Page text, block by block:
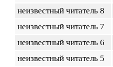
неизвестный читатель 8
неизвестный читатель 7
неизвестный читатель 6
неизвестный читатель 5